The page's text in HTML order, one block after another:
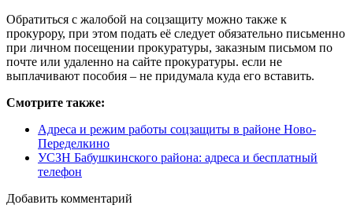
Обратиться с жалобой на соцзащиту можно также к
прокурору, при этом подать её следует обязательно письменно
при личном посещении прокуратуры, заказным письмом по
почте или удаленно на сайте прокуратуры. если не
выплачивают пособия – не придумала куда его вставить.
Смотрите также:
Адреса и режим работы соцзащиты в районе Ново-
Переделкино
УСЗН Бабушкинского района: адреса и бесплатный
телефон
Добавить комментарий